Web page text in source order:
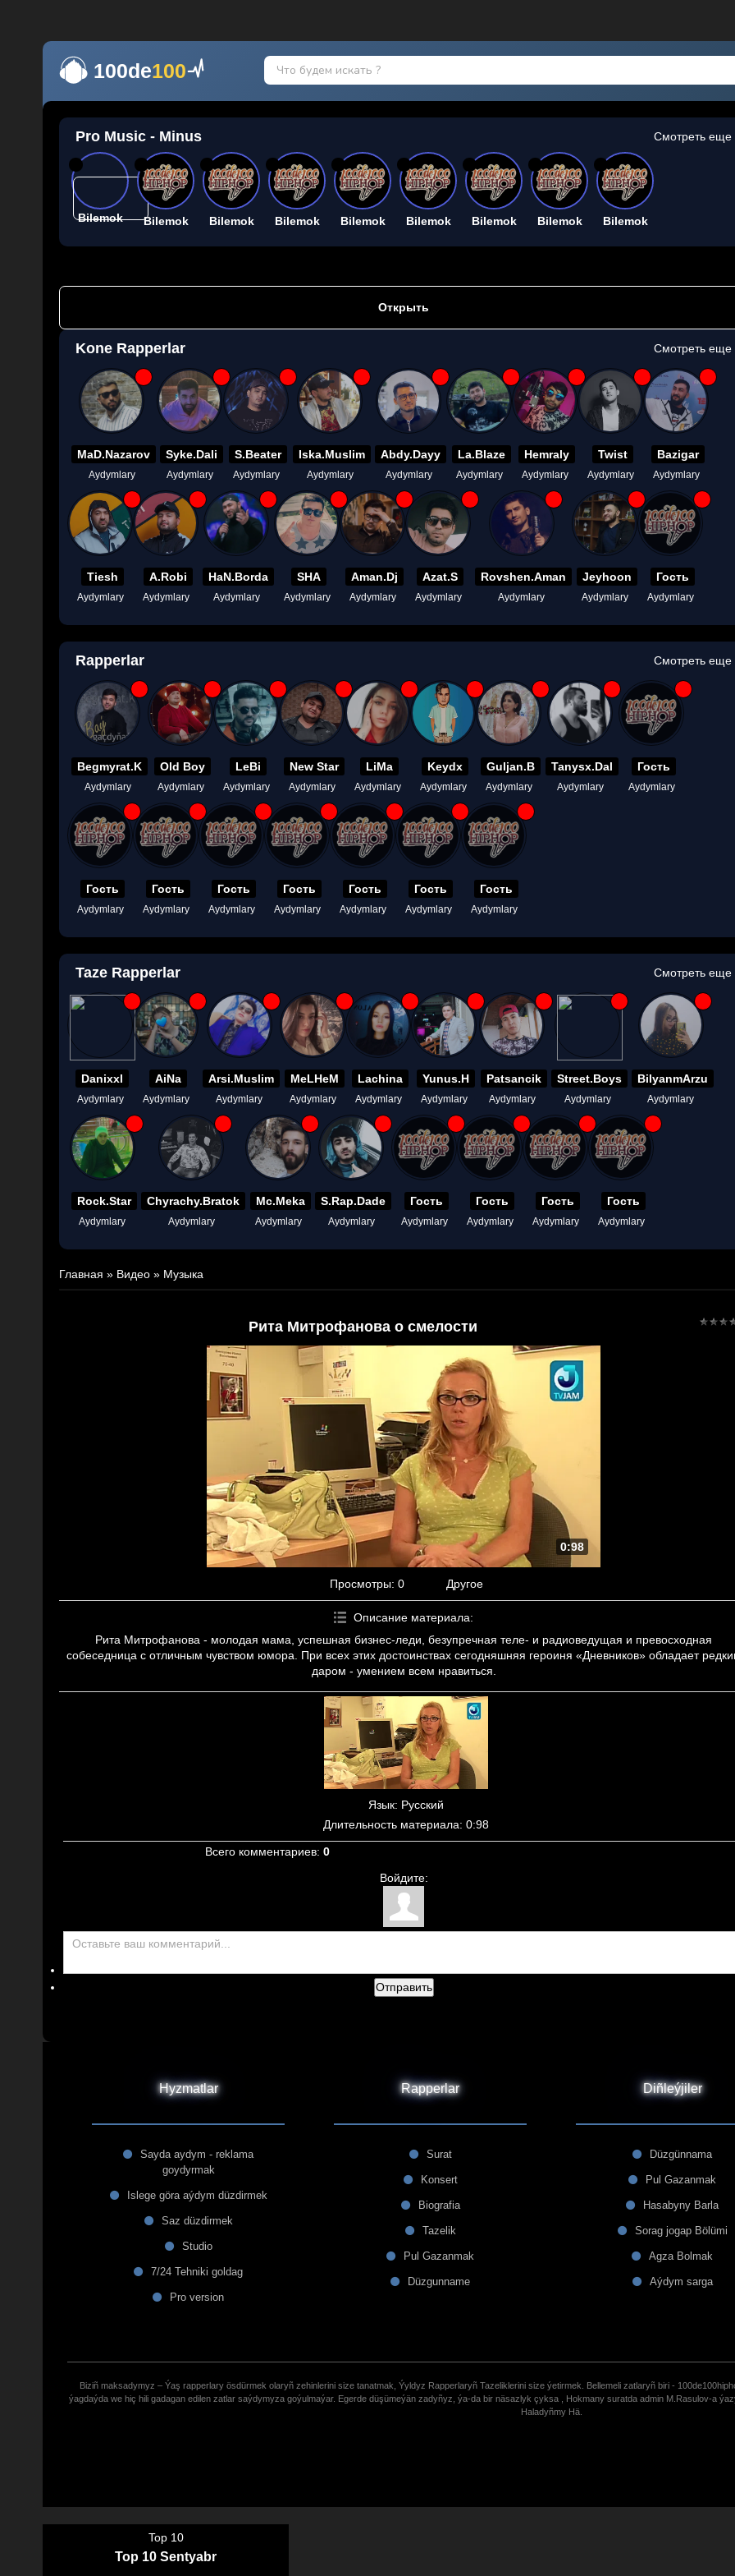
100de100
Pro Music - Minus Смотреть еще
Bilemok Bilemok Bilemok Bilemok Bilemok Bilemok Bilemok Bilemok Bilemok
Открыть
Kone Rapperlar Смотреть еще
MaD.Nazarov
Aydymlary
Syke.Dali
Aydymlary
S.Beater
Aydymlary
Iska.Muslim
Aydymlary
Abdy.Dayy
Aydymlary
La.Blaze
Aydymlary
Hemraly
Aydymlary
Twist
Aydymlary
Bazigar
Aydymlary
Tiesh
Aydymlary
A.Robi
Aydymlary
HaN.Borda
Aydymlary
SHA
Aydymlary
Aman.Dj
Aydymlary
Azat.S
Aydymlary
Rovshen.Aman
Aydymlary
Jeyhoon
Aydymlary
Гость
Aydymlary
Rapperlar Смотреть еще
Begmyrat.K
Aydymlary
Old Boy
Aydymlary
LeBi
Aydymlary
New Star
Aydymlary
LiMa
Aydymlary
Keydx
Aydymlary
Guljan.B
Aydymlary
Tanysx.Dal
Aydymlary
Гость
Aydymlary
Гость
Aydymlary
Гость
Aydymlary
Гость
Aydymlary
Гость
Aydymlary
Гость
Aydymlary
Гость
Aydymlary
Гость
Aydymlary
Taze Rapperlar Смотреть еще
Danixxl
Aydymlary
AiNa
Aydymlary
Arsi.Muslim
Aydymlary
MeLHeM
Aydymlary
Lachina
Aydymlary
Yunus.H
Aydymlary
Patsancik
Aydymlary
Street.Boys
Aydymlary
BilyanmArzu
Aydymlary
Rock.Star
Aydymlary
Chyrachy.Bratok
Aydymlary
Mc.Meka
Aydymlary
S.Rap.Dade
Aydymlary
Гость
Aydymlary
Гость
Aydymlary
Гость
Aydymlary
Гость
Aydymlary
Главная » Видео » Музыка
Рита Митрофанова о смелости
0:98
Просмотры: 0 Другое
Описание материала:
Рита Митрофанова - молодая мама, успешная бизнес-леди, безупречная теле- и радиоведущая и превосходная
собеседница с отличным чувством юмора. При всех этих достоинствах сегодняшняя героиня «Дневников» обладает
даром - умением всем нравиться.
Язык: Русский
Длительность материала: 0:98
Всего комментариев: 0
Войдите:
Отправить
Hyzmatlar
Sayda aydym - reklama
goydyrmak
Islege göra aýdym düzdirmek
Saz düzdirmek
Studio
7/24 Tehniki goldag
Pro version
Rapperlar
Surat
Konsert
Biografia
Tazelik
Pul Gazanmak
Düzgunname
Diñleýjiler
Düzgünnama
Pul Gazanmak
Hasabyny Barla
Sorag jogap Bölümi
Agza Bolmak
Aýdym sarga
Biziñ maksadymyz – Ýaş rapperlary ösdürmek olaryñ zehinlerini size tanatmak, Ýyldyz Rapperlaryñ Tazeliklerini size ýetirmek. Bellemeli zatlaryñ biri -
ýagdaýda we hiç hili gadagan edilen zatlar saýdymyza goýulmaýar. Egerde düşümeýän zadyñyz, ýa-da bir näsazlyk çyksa , Hokmany suratda admin M.Rasulov-a
Haladyñmy Hä.
Top 10
Top 10 Sentyabr